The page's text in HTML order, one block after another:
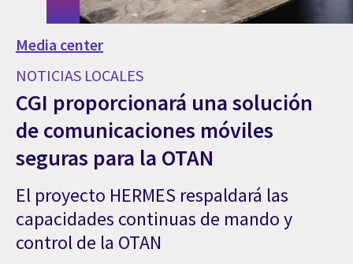
Media center
NOTICIAS LOCALES
CGI proporcionará una solución
de comunicaciones móviles
seguras para la OTAN
El proyecto HERMES respaldará las
capacidades continuas de mando y
control de la OTAN